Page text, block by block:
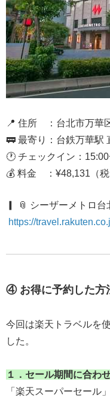
📍 住所 ：台北市万華
🚃 最寄り：台鉄万華駅
🕐 チェックイン：
💰 料金 ： ¥48,131（
▎ 📎 シーザーメトロ台
https://
④ お得に予約した方
今回は楽天トラベルを
した。
１． セール期間に合わ
「楽天スーパーセール